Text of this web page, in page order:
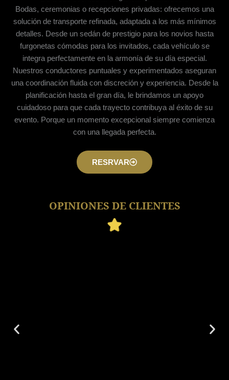
Bodas, ceremonias o recepciones privadas: ofrecemos una
solución de transporte refinada, adaptada a los más mínimos
detalles. Desde un sedán de prestigio para los novios hasta
furgonetas cómodas para los invitados, cada vehículo se
integra perfectamente en la armonía de su día especial.
Nuestros conductores puntuales y experimentados aseguran
una coordinación fluida con discreción y experiencia. Desde la
planificación hasta el gran día, le brindamos un apoyo
cuidadoso para que cada trayecto contribuya al éxito de su
evento. Porque un momento excepcional siempre comienza
con una llegada perfecta.
RESRVAR
OPINIONES DE CLIENTES